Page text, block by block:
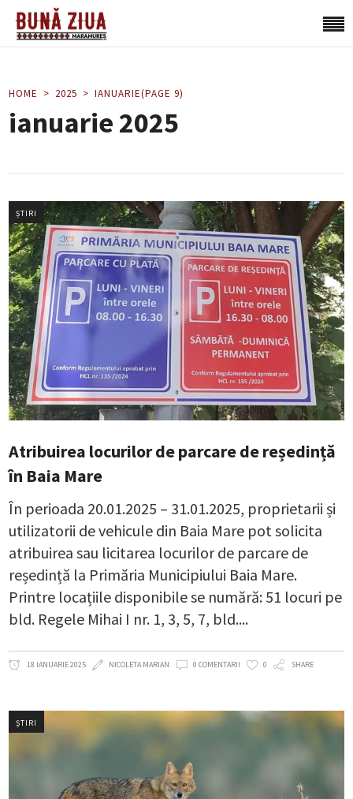
HOME 2025 IANUARIE(PAGE 9)
ianuarie 2025
ȘTIRI
Atribuirea locurilor de parcare de reședință
în Baia Mare
În perioada 20.01.2025 – 31.01.2025, proprietarii și
utilizatorii de vehicule din Baia Mare pot solicita
atribuirea sau licitarea locurilor de parcare de
reședință la Primăria Municipiului Baia Mare.
Printre locațiile disponibile se numără: 51 locuri pe
bld. Regele Mihai I nr. 1, 3, 5, 7, bld.
18 IANUARIE 2025 NICOLETA MARIAN 0 COMENTARII 0 SHARE
ȘTIRI